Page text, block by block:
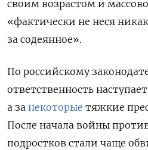
своим возрастом и
«фактически не неся
за содеянное».
По российскому
ответственность наступает
а за некоторые тяжкие
После начала войны
подростков стали чаще